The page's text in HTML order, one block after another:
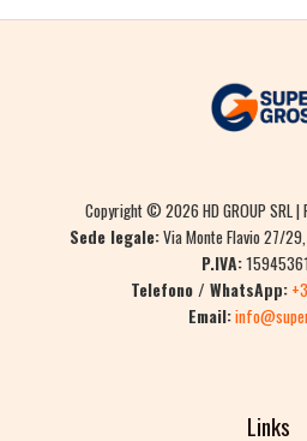
Copyright © 2026 HD GROUP SRL
Sede legale:Via Monte Flavio 27/
P.IVA:
Telefono / WhatsApp:
Email:
Links